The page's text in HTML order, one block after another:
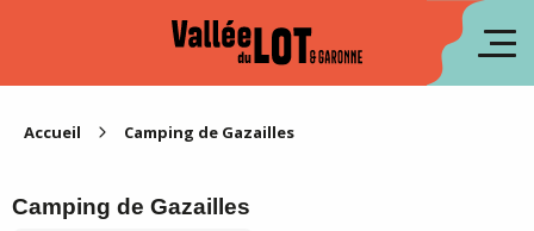
Accueil Camping de Gazailles
Camping de Gazailles